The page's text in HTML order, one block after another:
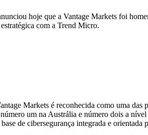
hoje que a Vantage Markets foi
com a Trend Micro.
Markets é reconhecida como uma
um na Austrália e número dois a
de cibersegurança integrada e orientada